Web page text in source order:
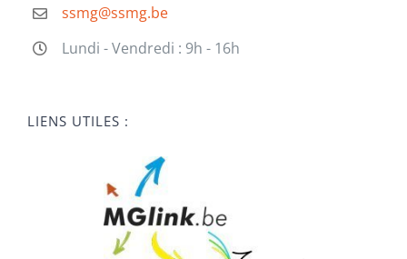
ssmg@ssmg.be
Lundi - Vendredi : 9h - 16h
LIENS UTILES :